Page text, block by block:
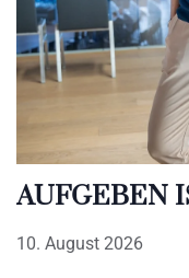
AUFGEBEN
10. August 2026